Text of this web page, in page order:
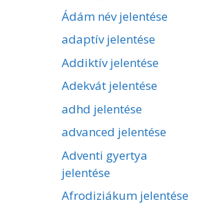
Ádám név jelentése
adaptív jelentése
Addiktív jelentése
Adekvát jelentése
adhd jelentése
advanced jelentése
Adventi gyertya
jelentése
Afrodiziákum jelentése